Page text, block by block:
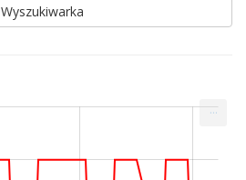
Wyszukiwarka
...